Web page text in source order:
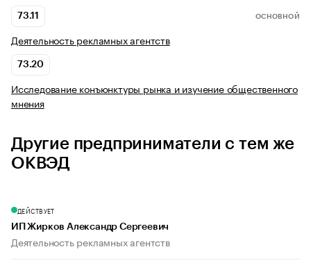
73.11 ОСНОВНОЙ
Деятельность рекламных агентств
73.20
Исследование конъюнктуры рынка и изучение общественного
мнения
Другие предприниматели с тем же
ОКВЭД
ДЕЙСТВУЕТ
ИП Жирков Александр Сергеевич
Деятельность рекламных агентств